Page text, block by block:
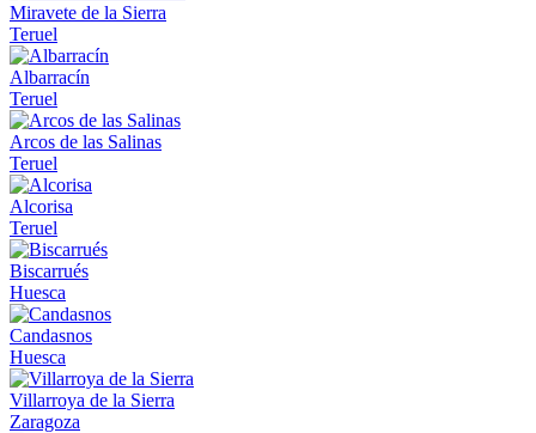
Miravete de la Sierra
Teruel
Albarracín
Teruel
Arcos de las Salinas
Teruel
Alcorisa
Teruel
Biscarrués
Huesca
Candasnos
Huesca
Villarroya de la Sierra
Zaragoza